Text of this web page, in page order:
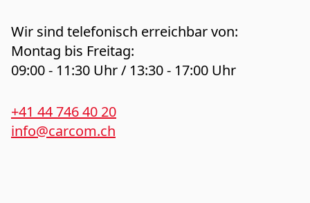
Wir sind telefonisch erreichbar von:
Montag bis Freitag:
09:00 - 11:30 Uhr / 13:30 - 17:00 Uhr
+41 44 746 40 20
info@carcom.ch